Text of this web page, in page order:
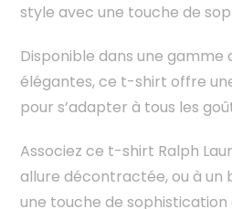
style avec une touche de
Disponible dans une gamme
élégantes, ce t-shirt offre
pour s’adapter à tous les
Associez ce t-shirt Ralph
allure décontractée, ou à un
une touche de